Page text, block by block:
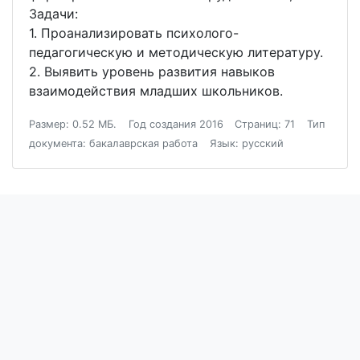
Задачи:
1. Проанализировать психолого-
педагогическую и методическую литературу.
2. Выявить уровень развития навыков
взаимодействия младших школьников.
Размер: 0.52 МБ. Год создания 2016 Страниц: 71
Тип
документа: бакалаврская работа
Язык: русский